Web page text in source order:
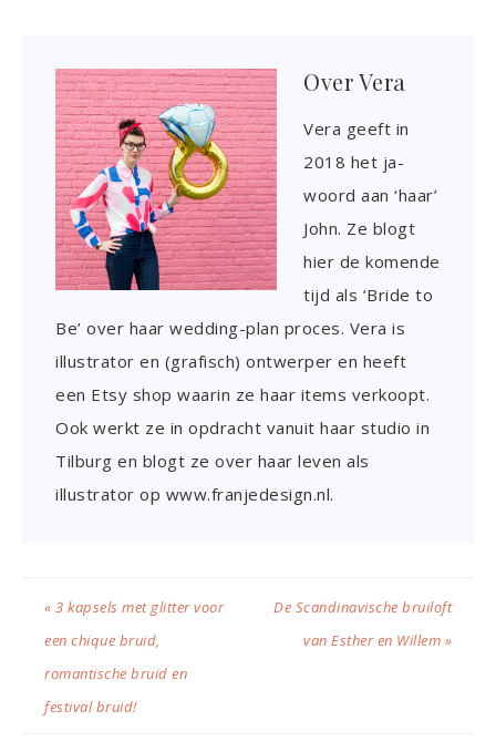
OverVera
Vera geeft in
2018 het ja-
woord aan ‘haar’
John. Ze blogt
hier de komende
tijd als ‘Bride to
Be’ over haar wedding-plan proces. Vera is
illustrator en (grafisch) ontwerper en heeft
een Etsy shop waarin ze haar items verkoopt.
Ook werkt ze in opdracht vanuit haar studio in
Tilburg en blogt ze over haar leven als
illustrator op www.franjedesign.nl.
« 3 kapsels met glitter voor
een chique bruid,
romantische bruid en
festival bruid!
De Scandinavische bruiloft
van Esther en Willem »